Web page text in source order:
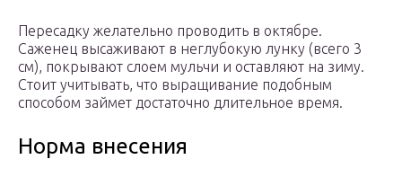
Пересадку желательно проводить в октябре.
Саженец высаживают в неглубокую лунку (всего 3
см), покрывают слоем мульчи и оставляют на зиму.
Стоит учитывать, что выращивание подобным
способом займет достаточно длительное время.
Норма внесения